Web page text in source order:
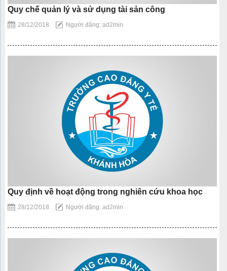
Quy chế quản lý và sử dụng tài sản công
28/12/2018 Người đăng: ad2min
Quy định về hoạt động trong nghiên cứu khoa học
28/12/2018 Người đăng: ad2min